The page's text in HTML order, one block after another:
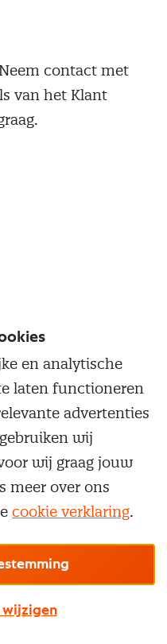
contact met
van het Klant
Onzealgemene
en analytische
laten functioneren
advertenties
wij
wij graag jouw
meer over ons
cookie verklaring.